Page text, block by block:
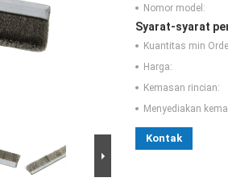
Nomor model:
Syarat-syarat
Kuantitas min
Harga:
Kemasan rincian:
Menyediakan
Kontak